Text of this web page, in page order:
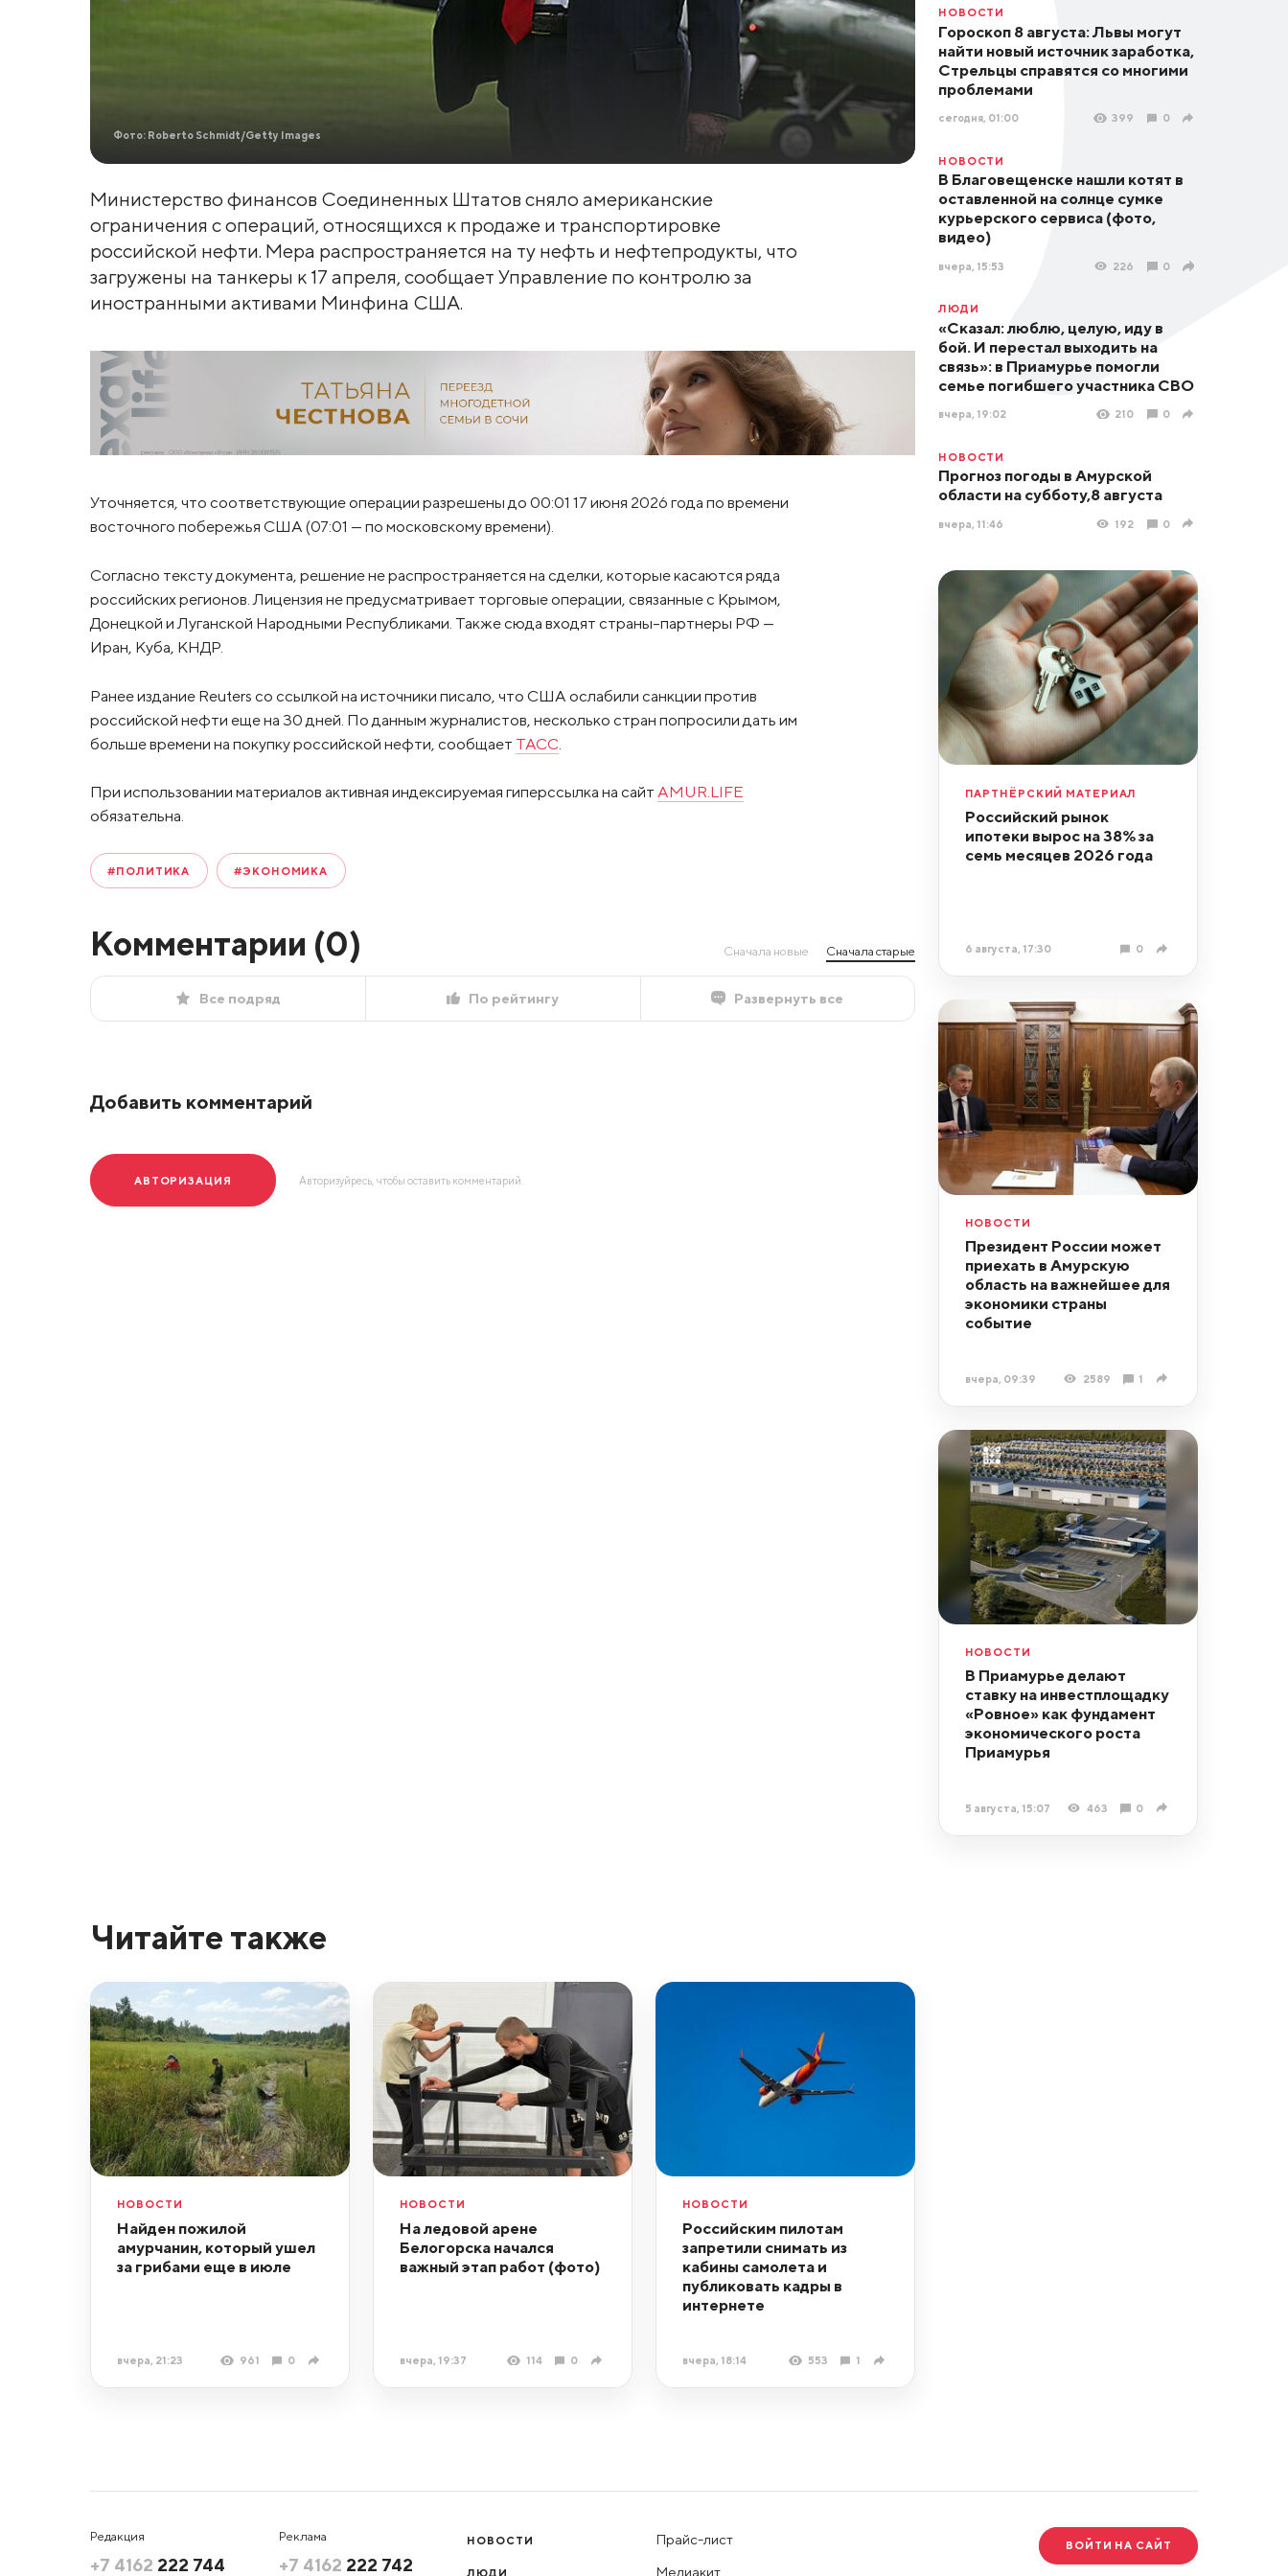
Фото: Roberto Schmidt/Getty Images
Министерство финансов Соединенных Штатов сняло американские
ограничения с операций, относящихся к продаже и транспортировке
российской нефти. Мера распространяется на ту нефть и нефтепродукты, что
загружены на танкеры к 17 апреля, сообщает Управление по контролю за
иностранными активами Минфина США.
Уточняется, что соответствующие операции разрешены до 00:01 17 июня 2026 года по времени
восточного побережья США (07:01 — по московскому времени).
Согласно тексту документа, решение не распространяется на сделки, которые касаются ряда
российских регионов. Лицензия не предусматривает торговые операции, связанные с Крымом,
Донецкой и Луганской Народными Республиками. Также сюда входят страны-партнеры РФ —
Иран, Куба, КНДР.
Ранее издание Reuters со ссылкой на источники писало, что США ослабили санкции против
российской нефти еще на 30 дней. По данным журналистов, несколько стран попросили дать им
больше времени на покупку российской нефти, сообщает ТАСС.
При использовании материалов активная индексируемая гиперссылка на сайт AMUR.LIFE
обязательна.
#ПОЛИТИКА #ЭКОНОМИКА
Комментарии (0) Сначала новые Сначала старые
Все подряд По рейтингу Развернуть все
Добавить комментарий
АВТОРИЗАЦИЯ Авторизуйресь, чтобы оставить комментарий.
НОВОСТИ
Гороскоп 8 августа: Львы могут
найти новый источник заработка,
Стрельцы справятся со многими
проблемами
сегодня, 01:00 399 0
НОВОСТИ
В Благовещенске нашли котят в
оставленной на солнце сумке
курьерского сервиса (фото,
видео)
вчера, 15:53 226 0
ЛЮДИ
«Сказал: люблю, целую, иду в
бой. И перестал выходить на
связь»: в Приамурье помогли
семье погибшего участника СВО
вчера, 19:02 210 0
НОВОСТИ
Прогноз погоды в Амурской
области на субботу,8 августа
вчера, 11:46 192 0
ПАРТНЁРСКИЙ МАТЕРИАЛ
Российский рынок
ипотеки вырос на 38% за
семь месяцев 2026 года
6 августа, 17:30 0
НОВОСТИ
Президент России может
приехать в Амурскую
область на важнейшее для
экономики страны
событие
вчера, 09:39 2589 1
НОВОСТИ
В Приамурье делают
ставку на инвестплощадку
«Ровное» как фундамент
экономического роста
Приамурья
5 августа, 15:07 463 0
Читайте также
НОВОСТИ
Найден пожилой
амурчанин, который ушел
за грибами еще в июле
вчера, 21:23 961 0
НОВОСТИ
На ледовой арене
Белогорска начался
важный этап работ (фото)
вчера, 19:37 114 0
НОВОСТИ
Российским пилотам
запретили снимать из
кабины самолета и
публиковать кадры в
интернете
вчера, 18:14 553 1
Редакция
+7 4162 222 744
Реклама
+7 4162 222 742
НОВОСТИ
ЛЮДИ
Прайс-лист
Медиакит
ВОЙТИ НА САЙТ